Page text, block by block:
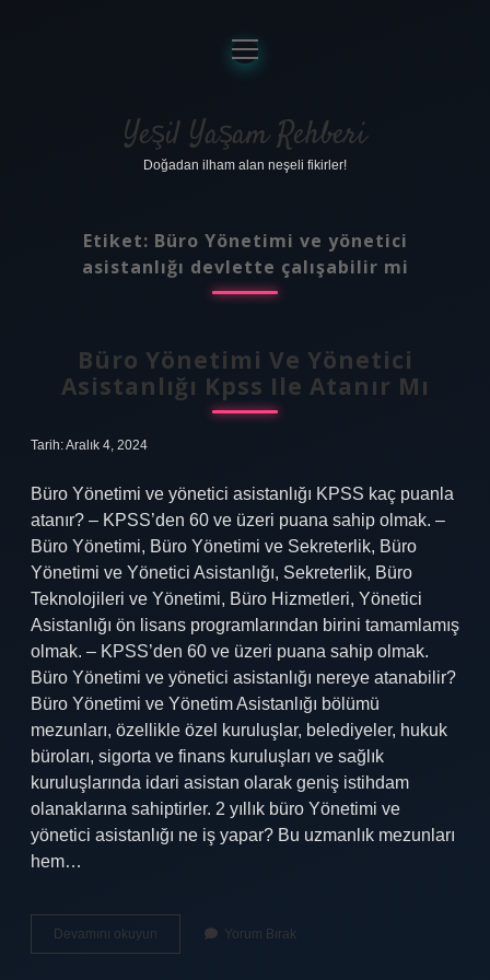
Anasayfa
Gizlilik Politikası
Yasal Uyarı
menüyü
aç
Yeşil Yaşam Rehberi
Doğadan ilham alan neşeli fikirler!
Etiket: Büro Yönetimi ve yönetici
asistanlığı devlette çalışabilir mi
Büro Yönetimi Ve Yönetici
Asistanlığı Kpss Ile Atanır Mı
Tarih: Aralık 4, 2024
Büro Yönetimi ve yönetici asistanlığı KPSS kaç puanla
atanır? – KPSS’den 60 ve üzeri puana sahip olmak. –
Büro Yönetimi, Büro Yönetimi ve Sekreterlik, Büro
Yönetimi ve Yönetici Asistanlığı, Sekreterlik, Büro
Teknolojileri ve Yönetimi, Büro Hizmetleri, Yönetici
Asistanlığı ön lisans programlarından birini tamamlamış
olmak. – KPSS’den 60 ve üzeri puana sahip olmak.
Büro Yönetimi ve yönetici asistanlığı nereye atanabilir?
Büro Yönetimi ve Yönetim Asistanlığı bölümü
mezunları, özellikle özel kuruluşlar, belediyeler, hukuk
büroları, sigorta ve finans kuruluşları ve sağlık
kuruluşlarında idari asistan olarak geniş istihdam
olanaklarına sahiptirler. 2 yıllık büro Yönetimi ve
yönetici asistanlığı ne iş yapar? Bu uzmanlık mezunları
hem…
Devamını okuyun
Yönetimi
Yorum Bırak